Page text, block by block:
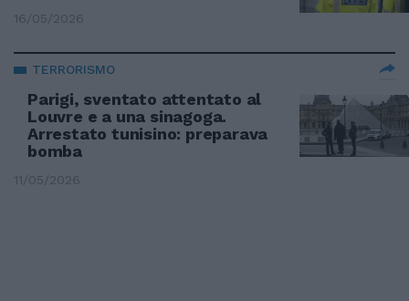
16/05/2026
TERRORISMO
Parigi, sventato attentato al
Louvre e a una sinagoga.
Arrestato tunisino: preparava
bomba
11/05/2026